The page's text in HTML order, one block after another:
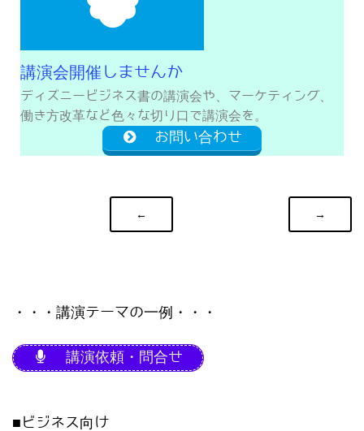
講演会開催しませんか
ディズニービジネス書の講演会や、マーケティング、
働き方改革など色々な切り口で講演会を。
お問い合わせ
← →
・・・講演テーマの一例・・・
講演依頼・問合せ
■ビジネス向け